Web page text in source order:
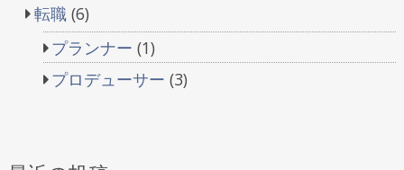
転職(6)
プランナー (1)
プロデューサー (3)